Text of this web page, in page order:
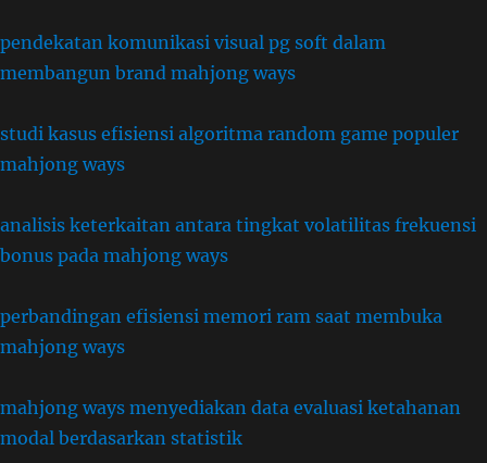
pendekatan komunikasi visual pg soft dalam
membangun brand mahjong ways
studi kasus efisiensi algoritma random game populer
mahjong ways
analisis keterkaitan antara tingkat volatilitas frekuensi
bonus pada mahjong ways
perbandingan efisiensi memori ram saat membuka
mahjong ways
mahjong ways menyediakan data evaluasi ketahanan
modal berdasarkan statistik